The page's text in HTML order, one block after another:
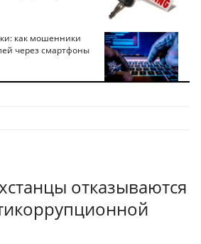
как мошенники
через смартфоны
отказываются